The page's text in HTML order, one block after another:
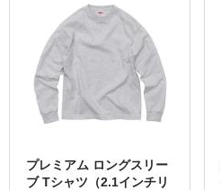
プレミアム ロングスリー
ブ Tシャツ（2.1インチリ